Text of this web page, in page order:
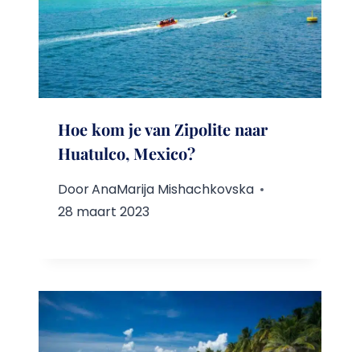
Hoe kom je van Zipolite naar
Huatulco, Mexico?
DoorAnaMarija Mishachkovska
28 maart 2023